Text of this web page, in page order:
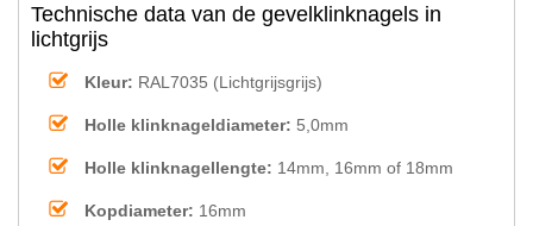
Technische data van de gevelklinknagels in
lichtgrijs
Kleur: RAL7035 (Lichtgrijsgrijs)
Holle klinknageldiameter: 5,0mm
Holle klinknagellengte: 14mm, 16mm of 18mm
Kopdiameter: 16mm